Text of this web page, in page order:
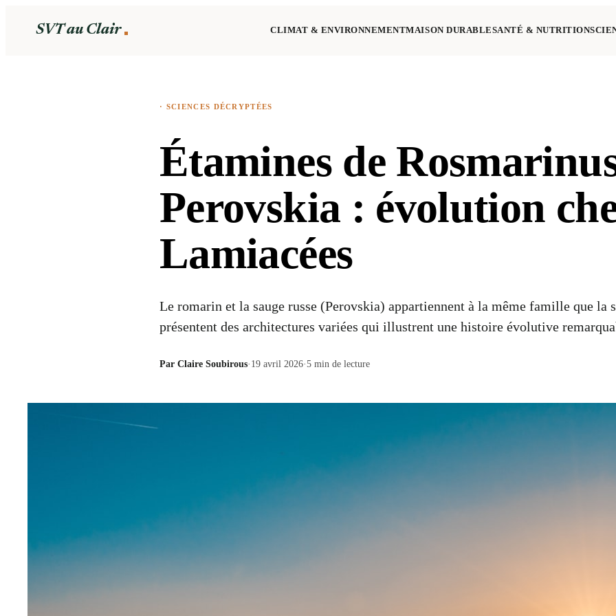
SVT au Clair CLIMAT & ENVIRONNEMENTMAISON DURABLESANTÉ & NUTRITION
· SCIENCES DÉCRYPTÉES
Étamines de
Perovskia : évolution
Lamiacées
Le romarin et la sauge russe (Perovskia) appartiennent à la même famille que la
présentent des architectures variées qui illustrent une histoire évolutive
Par Claire Soubirous· 19 avril 2026·5 min de lecture